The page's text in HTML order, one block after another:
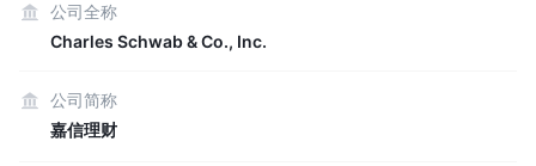
公司全称
Charles Schwab & Co., Inc.
公司简称
嘉信理财